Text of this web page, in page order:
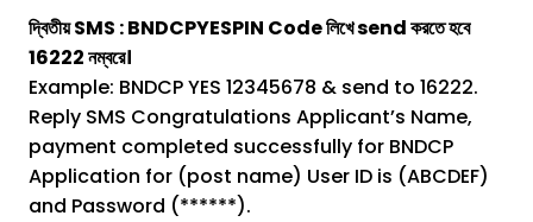
দ্বিতীয় SMS : BNDCPYESPIN Code লিখে send করতে হবে
16222 নম্বরে।
Example: BNDCP YES 12345678 & send to 16222.
Reply SMS Congratulations Applicant’s Name,
payment completed successfully for BNDCP
Application for (post name) User ID is (ABCDEF)
and Password (******).